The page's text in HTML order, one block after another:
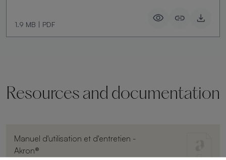
1.9 MB | PDF
Resources and documentation
Manuel d'utilisation et d'entretien -
Akron®